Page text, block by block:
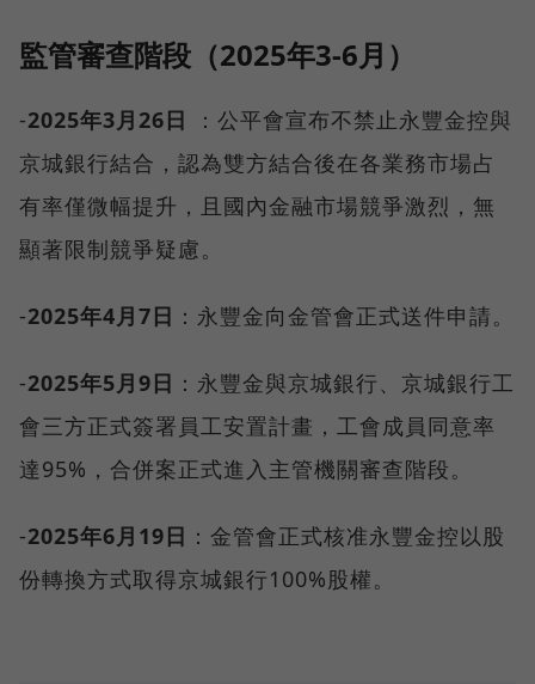
監管審查階段（2025年3-6月）
-2025年3月26日
：公平會宣布不禁止永豐金控與
京城銀行結合，認為雙方結合後在各業務市場占
有率僅微幅提升，且國內金融市場競爭激烈，無
顯著限制競爭疑慮。
-2025年4月7日 ：永豐金向金管會正式送件申請。
-2025年5月9日 ：永豐金與京城銀行、京城銀行工
會三方正式簽署員工安置計畫，工會成員同意率
達95%，合併案正式進入主管機關審查階段。
-2025年6月19日 ：金管會正式核准永豐金控以股
份轉換方式取得京城銀行100%股權。